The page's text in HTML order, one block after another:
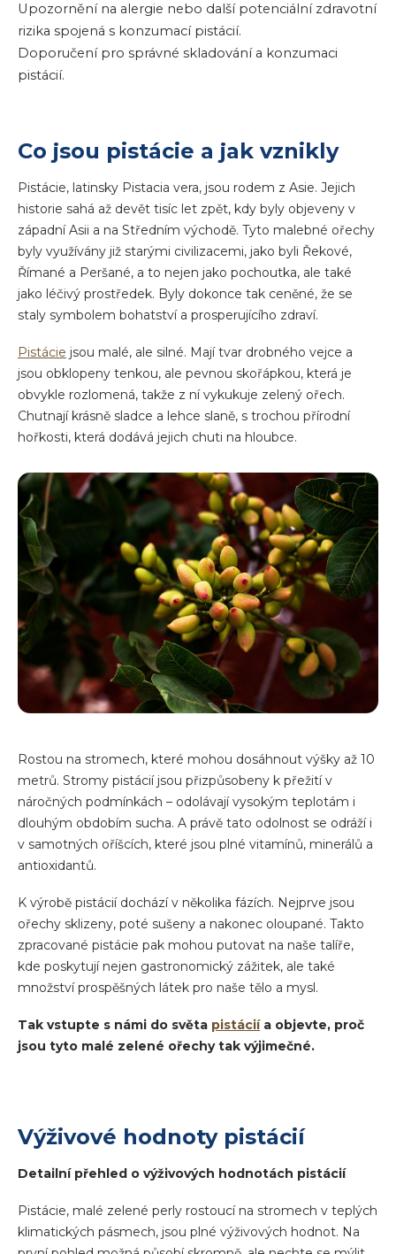
Upozornění na alergie nebo další potenciální zdravotní
rizika spojená s konzumací pistácií.
Doporučení pro správné skladování a konzumaci
pistácií.
Co jsou pistácie a jak vznikly
Pistácie, latinsky Pistacia vera, jsou rodem z Asie. Jejich
historie sahá až devět tisíc let zpět, kdy byly objeveny v
západní Asii a na Středním východě. Tyto malebné ořechy
byly využívány již starými civilizacemi, jako byli Řekové,
Římané a Peršané, a to nejen jako pochoutka, ale také
jako léčivý prostředek. Byly dokonce tak ceněné, že se
staly symbolem bohatství a prosperujícího zdraví.
Pistácie jsou malé, ale silné. Mají tvar drobného vejce a
jsou obklopeny tenkou, ale pevnou skořápkou, která je
obvykle rozlomená, takže z ní vykukuje zelený ořech.
Chutnají krásně sladce a lehce slaně, s trochou přírodní
hořkosti, která dodává jejich chuti na hloubce.
Rostou na stromech, které mohou dosáhnout výšky až 10
metrů. Stromy pistácií jsou přizpůsobeny k přežití v
náročných podmínkách – odolávají vysokým teplotám i
dlouhým obdobím sucha. A právě tato odolnost se odráží i
v samotných oříšcích, které jsou plné vitamínů, minerálů a
antioxidantů.
K výrobě pistácií dochází v několika fázích. Nejprve jsou
ořechy sklizeny, poté sušeny a nakonec oloupané. Takto
zpracované pistácie pak mohou putovat na naše talíře,
kde poskytují nejen gastronomický zážitek, ale také
množství prospěšných látek pro naše tělo a mysl.
Tak vstupte s námi do světa pistáciía objevte, proč
jsou tyto malé zelené ořechy tak výjimečné.
Výživové hodnoty pistácií
Detailní přehled o výživových hodnotách pistácií
Pistácie, malé zelené perly rostoucí na stromech v teplých
klimatických pásmech, jsou plné výživových hodnot. Na